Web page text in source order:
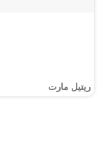
ريتيل مارت